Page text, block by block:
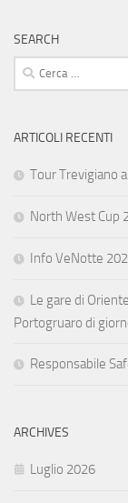
SEARCH
Ricerca
per:
ARTICOLI RECENTI
Tour Trevigiano
North West Cup
Info VeNotte
Le gare di
Portogruaro di
Responsabile
ARCHIVES
Luglio 2026